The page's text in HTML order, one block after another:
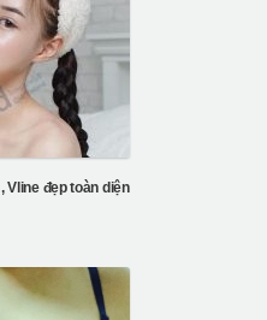
Vline đẹp toàn diện